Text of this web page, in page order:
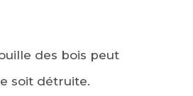
des bois peut
soit détruite.